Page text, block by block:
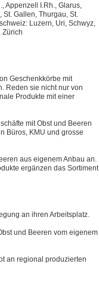
Appenzell I.Rh., Glarus,
Gallen, Thurgau, St.
Luzern, Uri, Schwyz,
Zürich
Geschenkkörbe mit
Reden sie nicht nur von
Produkte mit einer
mit Obst und Beeren
Büros, KMU und grosse
aus eigenem Anbau an.
ergänzen das Sortiment
an ihren Arbeitsplatz.
und Beeren vom eigenem
an regional produzierten